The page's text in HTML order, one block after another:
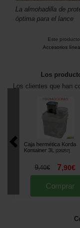
La almohadilla de
óptima para el lance
Este
Accesorios
Los
Los clientes que han
Caja hermética Korda
Kontainer 3L
[226257]
9,40€ 7,90€
Comprar